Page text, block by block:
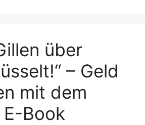
über
– Geld
mit dem
Book